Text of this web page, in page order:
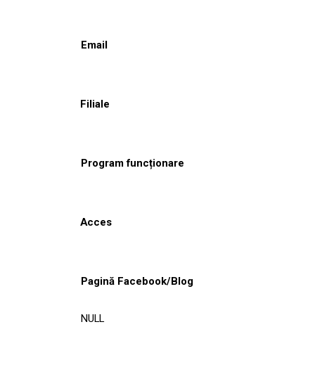
Email
Filiale
Program funcționare
Acces
Pagină Facebook/Blog
NULL